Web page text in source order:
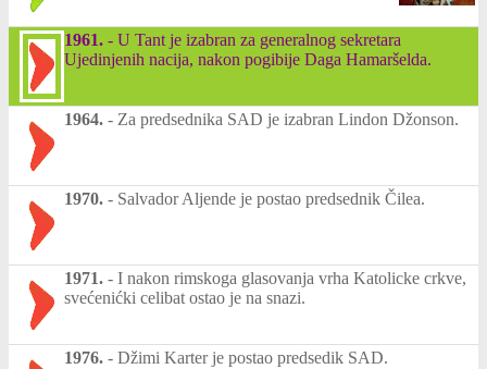
1961. - U Tant je izabran za generalnog sekretara
Ujedinjenih nacija, nakon pogibije Daga Hamaršelda.
1964. - Za predsednika SAD je izabran Lindon Džonson.
1970. - Salvador Aljende je postao predsednik Čilea.
1971. - I nakon rimskoga glasovanja vrha Katolicke crkve,
svećenićki celibat ostao je na snazi.
1976. - Džimi Karter je postao predsedik SAD.